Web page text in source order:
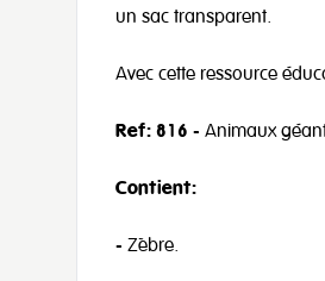
un sac transparent.
Avec cette ressource
Ref: 816 - Animaux
Contient:
- Zèbre.